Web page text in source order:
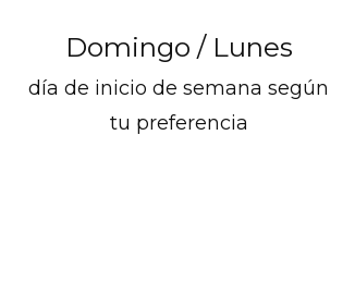
Domingo / Lunes
día de inicio de semana según
tu preferencia